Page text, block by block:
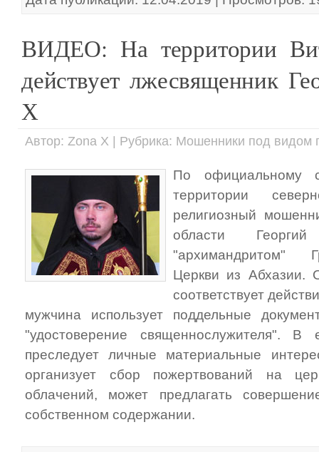
ВИДЕО: На территории
действует лжесвященник
Х
Автор: Zona X | Рубрика: Мошенники под видом
По официальному
территории
религиозный
области
"архимандритом"
Церкви из Абхазии.
соответствует
мужчина использует поддельные
"удостоверение священнослужителя".
преследует личные материальные
организует сбор пожертвований на
облачений, может предлагать
собственном содержании.